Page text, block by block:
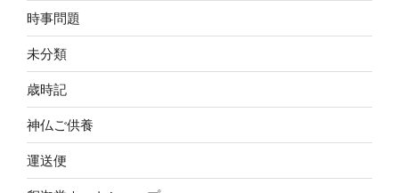
時事問題
未分類
歳時記
神仏ご供養
運送便